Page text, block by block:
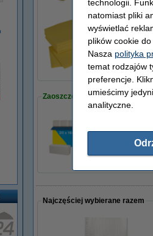
Uniwersalne
Zaoszczędź z naszą marką
Ręczniki
Najczęściej wybierane razem
technologii.
natomiast pliki
wyświetlać
plików cookie
Nasza polityka
temat rodzajów
preferencje.
umieścimy
analityczne.